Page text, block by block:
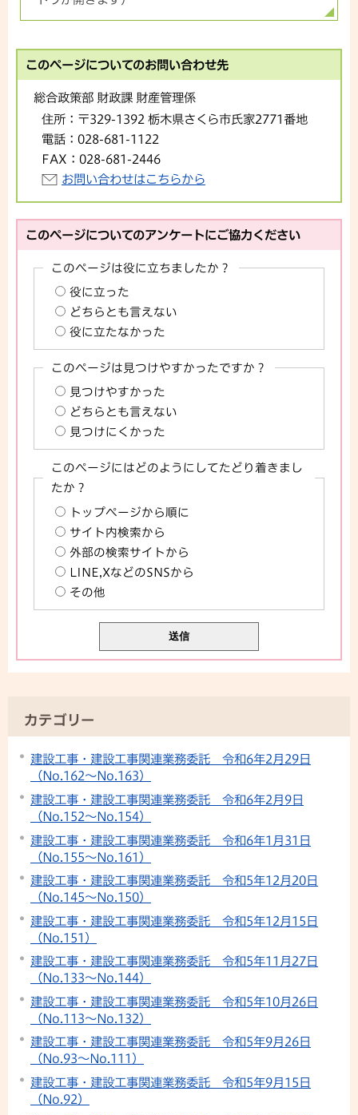
このページについてのお問い合わせ先
総合政策部 財政課 財産管理係
住所： 〒329-1392 栃木県さくら市氏家2771番地
電話： 028-681-1122
FAX： 028-681-2446
お問い合わせはこちらから
このページについてのアンケートにご協力ください
このページは役に立ちましたか？
役に立った
どちらとも言えない
役に立たなかった
このページは見つけやすかったですか？
見つけやすかった
どちらとも言えない
見つけにくかった
このページにはどのようにしてたどり着きまし
たか？
トップページから順に
サイト内検索から
外部の検索サイトから
LINE,XなどのSNSから
その他
カテゴリー
建設工事・建設工事関連業務委託 令和6年2月29日
（No.162〜No.163）
建設工事・建設工事関連業務委託 令和6年2月9日
（No.152〜No.154）
建設工事・建設工事関連業務委託 令和6年1月31日
（No.155〜No.161）
建設工事・建設工事関連業務委託 令和5年12月20日
（No.145〜No.150）
建設工事・建設工事関連業務委託 令和5年12月15日
（No.151）
建設工事・建設工事関連業務委託 令和5年11月27日
（No.133〜No.144）
建設工事・建設工事関連業務委託 令和5年10月26日
（No.113〜No.132）
建設工事・建設工事関連業務委託 令和5年9月26日
（No.93〜No.111）
建設工事・建設工事関連業務委託 令和5年9月15日
（No.92）